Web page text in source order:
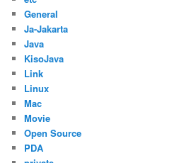
General
Ja-Jakarta
Java
KisoJava
Link
Linux
Mac
Movie
Open Source
PDA